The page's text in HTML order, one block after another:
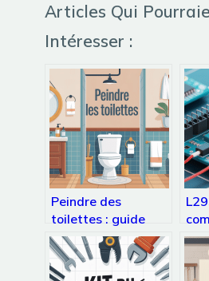
Articles Qui
Intéresser :
Peindre des
toilettes : guide
complet pour
réussir sans faux
pas
et